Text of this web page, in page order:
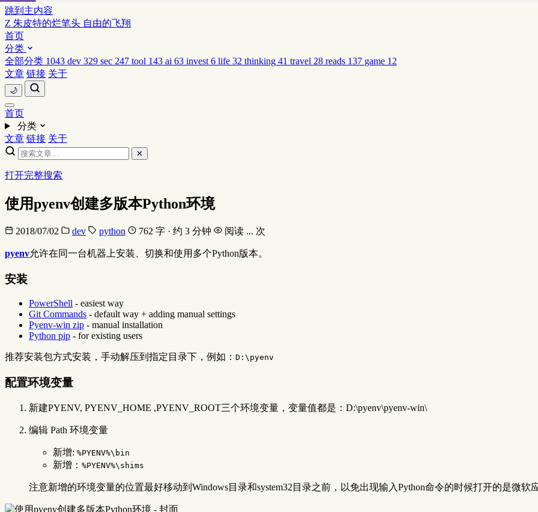
跳到主内容
Z 朱皮特的烂笔头 自由的飞翔
首页
分类
全部分类 1043 dev 329 sec 247 tool 143 ai 63 invest 6 life 32 thinking 41 travel 28 reads 137 game 12
文章 链接 关于
🌙
首页
分类
文章 链接 关于
✕
打开完整搜索
使用pyenv创建多版本Python环境
2018/07/02 dev python 762 字 · 约 3 分钟 阅读 ... 次
pyenv允许在同一台机器上安装、切换和使用多个Python版本。
安装
PowerShell - easiest way
Git Commands - default way + adding manual settings
Pyenv-win zip - manual installation
Python pip - for existing users
推荐安装包方式安装，手动解压到指定目录下，例如： D:\pyenv
配置环境变量
新建PYENV, PYENV_HOME ,PYENV_ROOT三个环境变量，变量值都是：D:\pyenv\pyenv-win\
编辑 Path 环境变量
新增: %PYENV%\bin
新增： %PYENV%\shims
注意新增的环境变量的位置最好移动到Windows目录和system32目录之前，以免出现输入Python命令的时候打开的是微软